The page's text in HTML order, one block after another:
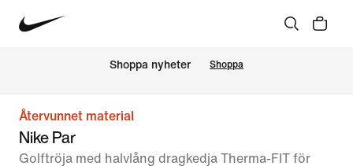
Shoppa nyheter Shoppa
Återvunnet material
Nike Par
Golftröja med halvlång dragkedja Therma-FIT för